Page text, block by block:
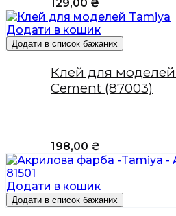
129,00 ₴
Додати в кошик
Додати в список бажаних
Клей для
Cement (87003)
198,00 ₴
Додати в кошик
Додати в список бажаних